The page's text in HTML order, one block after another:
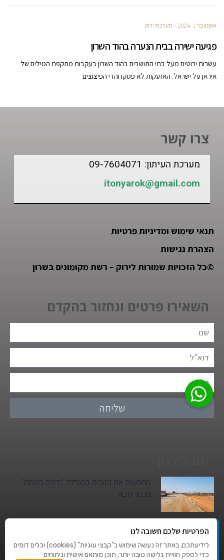
אוקטובר 1, 2024 מערכת ירוק
פגיעה ישירה בבית הנערה בהוד השרון
עשרות ירוטים מעל בתי התושבים בהוד השרון בעקבות מתקפת הטילים של
איראן על ישראל. האזעקות לא פסקו והדי הפיצוצים
צרו קשר
מערכת העיתון: 09-7604071
itonyarok@gmail.com
תנאי שימוש ומדיניות פרטיות
הצהרת נגישות
©כל הזכויות שמורות לירוק – רשת מקומונים בשרון
השאירו פרטים ונחזור בהקדם
שליחה
מחפשים את הזוכים בהגרלה "דירה בהנחה"
בכפר סבא
גן הילדים של מרים סיטי יהפוך למגדל מגורים:
סגירת מעגל היסטורית במגדיאל
הפרטיות שלכם חשובה לנו
לידיעתכם, באתר זה נעשה שימוש ב"קבצי עוגיות" (cookies) וכלים דומים
כדי לספק חוויית גלישה טובה יותר, תוכן מותאם אישית וניתוחים